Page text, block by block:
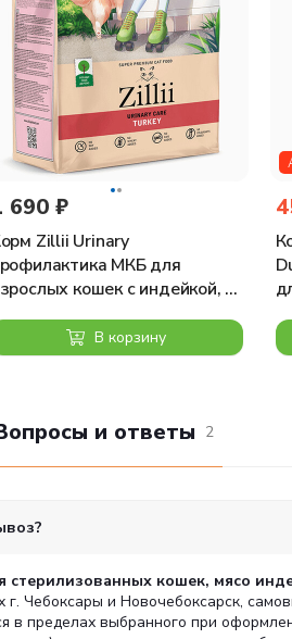
690 ₽
Zillii Urinary
МКБ для
кошек с индейкой, 2
В корзину
и ответы 2
стерилизованных кошек, мясо
г. Чебоксары и Новочебоксарск,
в пределах выбранного при